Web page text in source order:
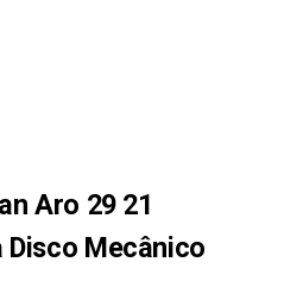
Aro 29 21
Disco Mecânico